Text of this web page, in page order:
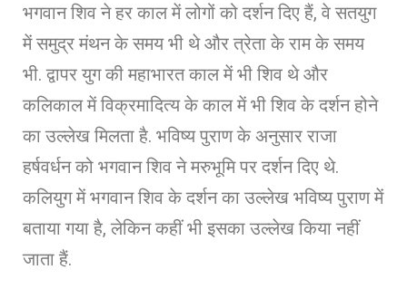
भगवान शिव ने हर काल में लोगों को दर्शन दिए हैं, वे सतयुग
में समुद्र मंथन के समय भी थे और त्रेता के राम के समय
भी. द्वापर युग की महाभारत काल में भी शिव थे और
कलिकाल में विक्रमादित्य के काल में भी शिव के दर्शन होने
का उल्लेख मिलता है. भविष्य पुराण के अनुसार राजा
हर्षवर्धन को भगवान शिव ने मरुभूमि पर दर्शन दिए थे.
कलियुग में भगवान शिव के दर्शन का उल्लेख भविष्य पुराण में
बताया गया है, लेकिन कहीं भी इसका उल्लेख किया नहीं
जाता हैं.